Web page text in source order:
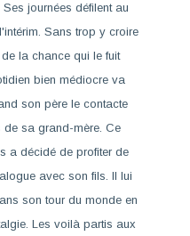
journées défilent au
Sans trop y croire
la chance qui le fuit
bien médiocre va
son père le contacte
sa grand-mère. Ce
a décidé de profiter de
avec son fils. Il lui
son tour du monde en
Les voilà partis aux